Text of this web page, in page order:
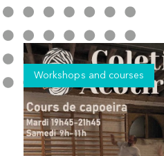
Workshops and courses